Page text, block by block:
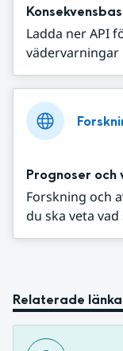
Ladda ner API
vädervarningar
Prognoser och
Forskning och
du ska veta vad
Relaterade